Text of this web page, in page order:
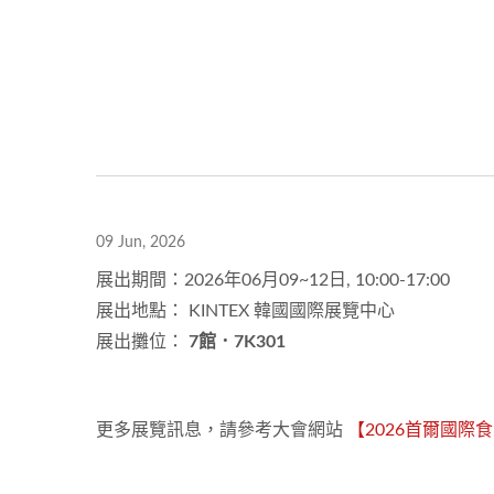
09 Jun, 2026
展出期間：2026年06月09~12日, 10:00-17:00
展出地點： KINTEX 韓國國際展覽中心
展出攤位： 7館．7K301
更多展覽訊息，請參考大會網站 【2026首爾國際